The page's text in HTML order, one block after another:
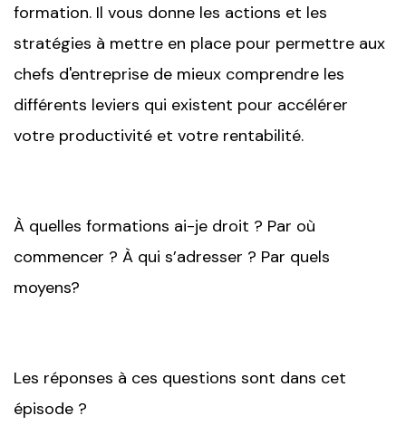
formation. Il vous donne les actions et les
stratégies à mettre en place pour permettre aux
chefs d'entreprise de mieux comprendre les
différents leviers qui existent pour accélérer
votre productivité et votre rentabilité.
À quelles formations ai-je droit ? Par où
commencer ? À qui s’adresser ? Par quels
moyens?
Les réponses à ces questions sont dans cet
épisode ?